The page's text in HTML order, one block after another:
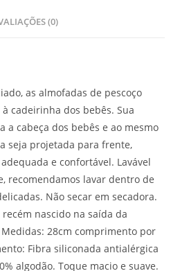
(0)
as almofadas de pescoço
cadeirinha dos bebês. Sua
a cabeça dos bebês e ao mesmo
seja projetada para frente,
e confortável. Lavável
recomendamos lavar dentro de
Não secar em secadora.
nascido na saída da
28cm comprimento por
Fibra siliconada antialérgica
algodão. Toque macio e suave.